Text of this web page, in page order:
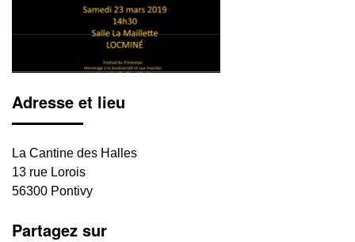
Adresse et lieu
La Cantine des Halles
13 rue Lorois
56300 Pontivy
Partagez sur